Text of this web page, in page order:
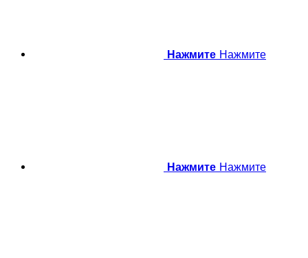
Нажмите Нажмите
Нажмите Нажмите